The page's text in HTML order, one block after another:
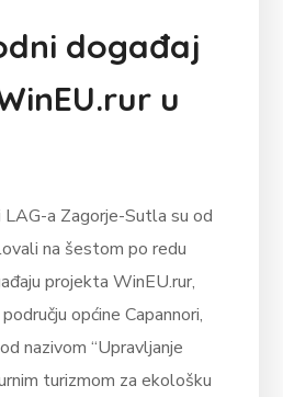
događaj
u
a Zagorje-Sutla su od
na šestom po redu
projekta WinEU.rur,
općine Capannori,
nazivom “Upravljanje
turizmom za ekološku